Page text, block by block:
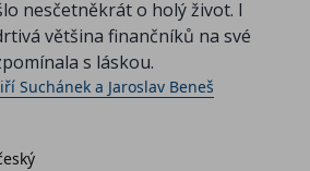
nesčetněkrát o holý život. I
většina finančníků na své
s láskou.
Suchánek a Jaroslav Beneš